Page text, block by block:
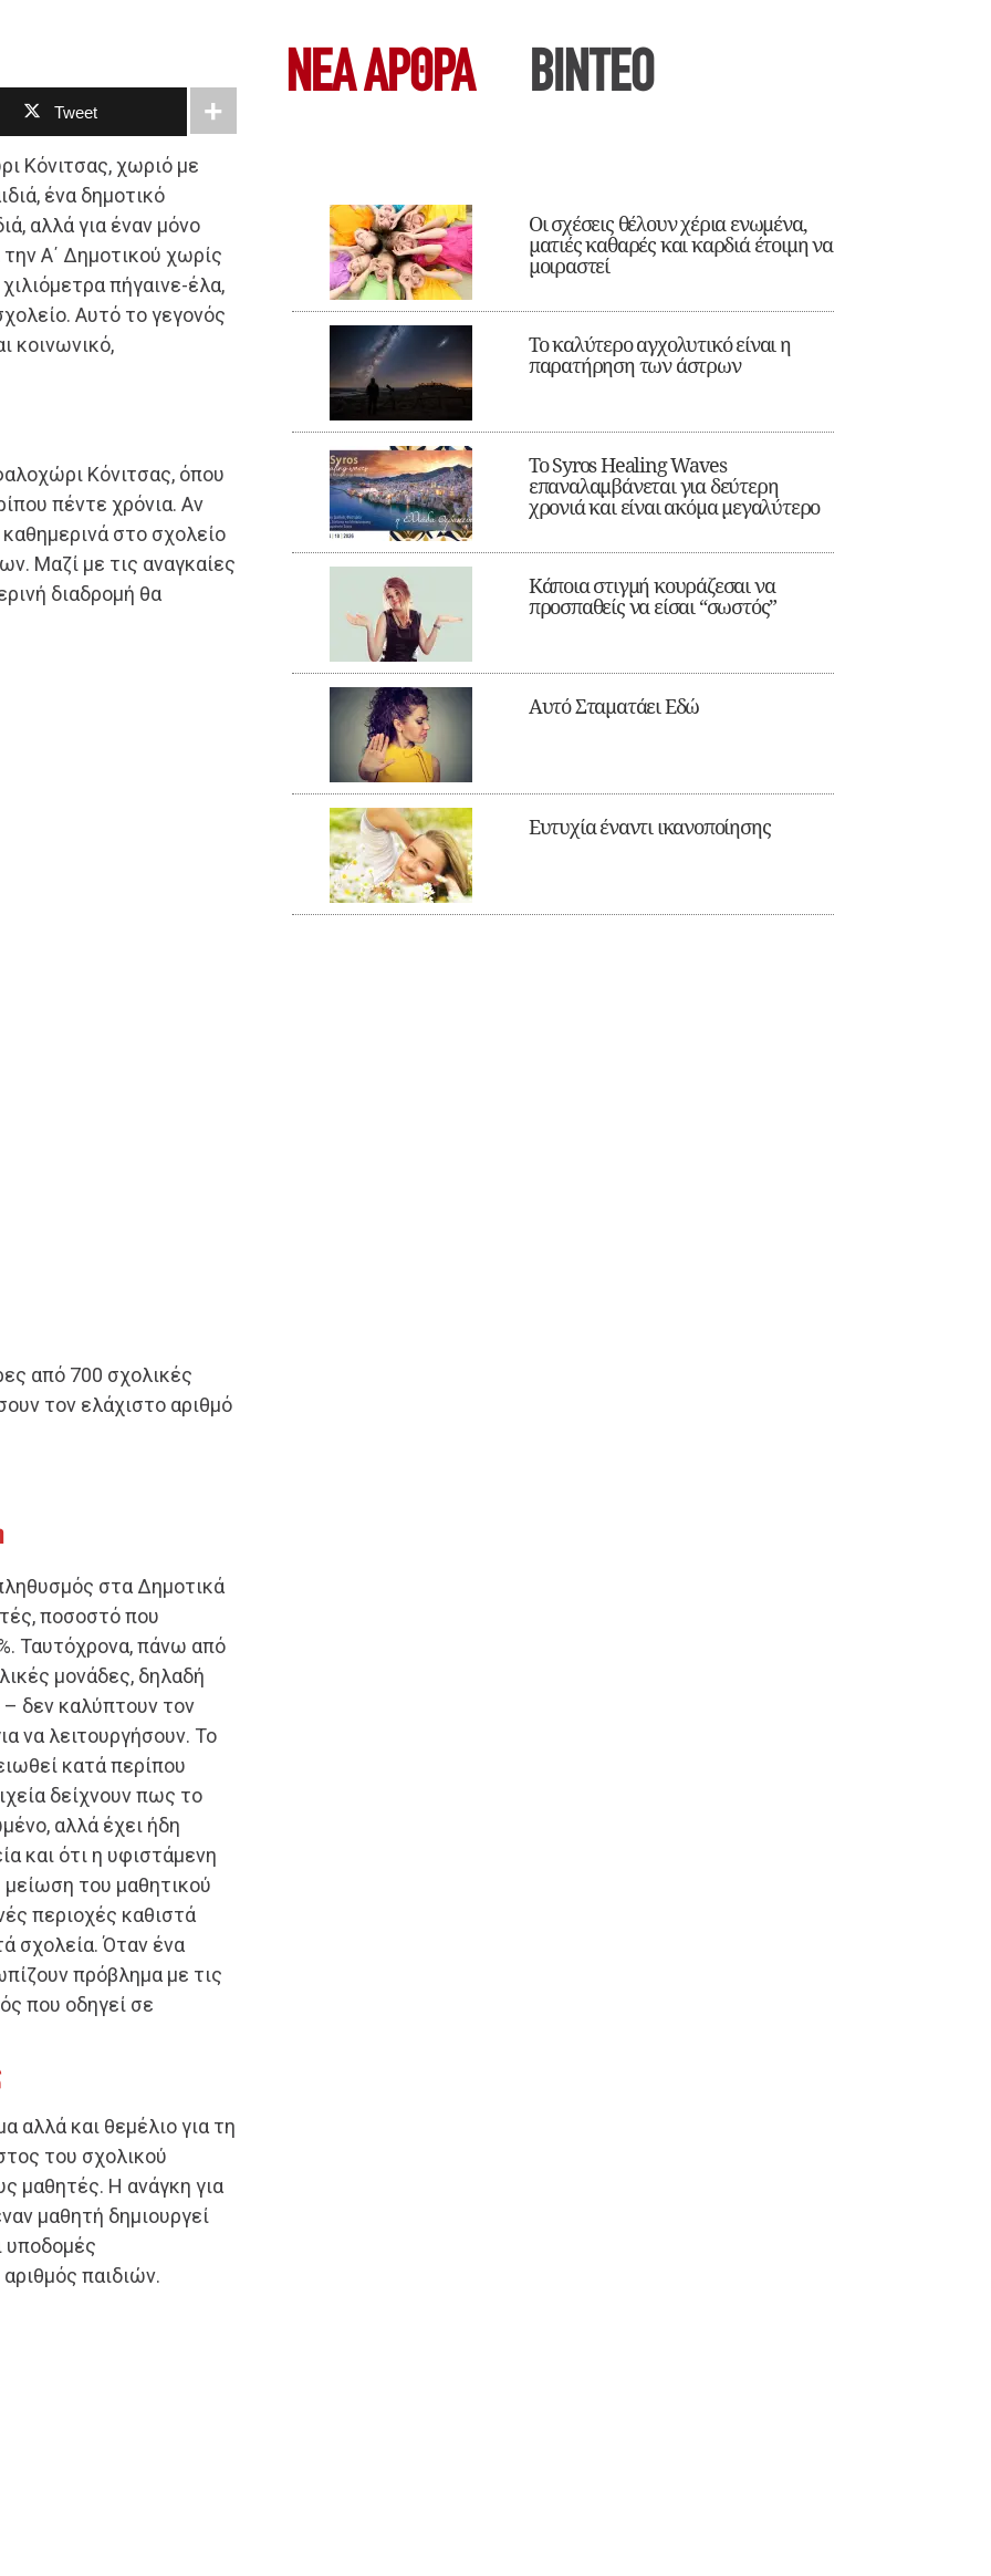
Tweet
Κόνιτσας, χωριό με
ένα δημοτικό
αλλά για έναν μόνο
Α΄ Δημοτικού χωρίς
πήγαινε-έλα,
Αυτό το γεγονός
κοινωνικό,
Κόνιτσας, όπου
πέντε χρόνια. Αν
στο σχολείο
Μαζί με τις αναγκαίες
διαδρομή θα
από 700 σχολικές
τον ελάχιστο αριθμό
στα Δημοτικά
ποσοστό που
Ταυτόχρονα, πάνω από
μονάδες, δηλαδή
δεν καλύπτουν τον
να λειτουργήσουν. Το
κατά περίπου
δείχνουν πως το
αλλά έχει ήδη
και ότι η υφιστάμενη
του μαθητικού
περιοχές καθιστά
σχολεία. Όταν ένα
πρόβλημα με τις
που οδηγεί σε
αλλά και θεμέλιο για τη
του σχολικού
μαθητές. Η ανάγκη για
μαθητή δημιουργεί
υποδομές
παιδιών.
ΝΕΑ ΆΡΘΡΑ ΒΙΝΤΕΟ
Οι σχέσεις θέλουν χέρια ενωμένα,
ματιές καθαρές και καρδιά έτοιμη να
μοιραστεί
Το καλύτερο αγχολυτικό είναι η
παρατήρηση των άστρων
Το Syros Healing Waves
επαναλαμβάνεται για δεύτερη
χρονιά και είναι ακόμα μεγαλύτερο
Κάποια στιγμή κουράζεσαι να
προσπαθείς να είσαι “σωστός”
Αυτό Σταματάει Εδώ
Ευτυχία έναντι ικανοποίησης